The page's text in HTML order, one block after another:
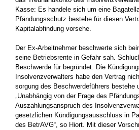
Kasse: Es handele sich um eine
Pfändungsschutz bestehe für diesen
Kapitalabfindung vorsehe.
Der Ex-Arbeitnehmer beschwerte sich
seine Betriebsrente in Gefahr sah.
Beschwerde für begründet. Die
Insolvenzverwalters habe den Vertrag
sorgung des Beschwerdeführers bestehe
„Unabhängig von der Frage des
Auszahlungsanspruch des
gesetzlichen Kündigungsausschluss in
des BetrAVG“, so Hiort. Mit dieser